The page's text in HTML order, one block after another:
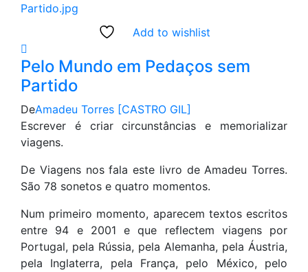
Add to wishlist
Pelo Mundo em Pedaços sem
Partido
DeAmadeu Torres [CASTRO GIL]
Escrever é criar circunstâncias e memorializar
viagens.
De Viagens nos fala este livro de Amadeu Torres.
São 78 sonetos e quatro momentos.
Num primeiro momento, aparecem textos escritos
entre 94 e 2001 e que reflectem viagens por
Portugal, pela Rússia, pela Alemanha, pela Áustria,
pela Inglaterra, pela França, pelo México, pelo